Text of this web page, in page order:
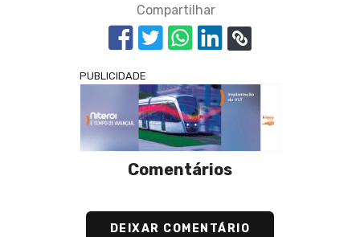
Compartilhar
PUBLICIDADE
Comentários
DEIXAR COMENTÁRIO